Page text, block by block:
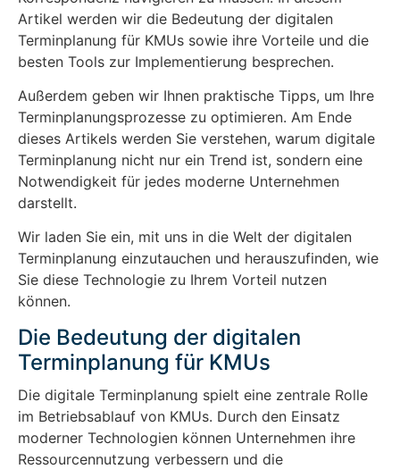
Artikel werden wir die Bedeutung der digitalen
Terminplanung für KMUs sowie ihre Vorteile und die
besten Tools zur Implementierung besprechen.
Außerdem geben wir Ihnen praktische Tipps, um Ihre
Terminplanungsprozesse zu optimieren. Am Ende
dieses Artikels werden Sie verstehen, warum digitale
Terminplanung nicht nur ein Trend ist, sondern eine
Notwendigkeit für jedes moderne Unternehmen
darstellt.
Wir laden Sie ein, mit uns in die Welt der digitalen
Terminplanung einzutauchen und herauszufinden, wie
Sie diese Technologie zu Ihrem Vorteil nutzen
können.
Die Bedeutung der digitalen
Terminplanung für KMUs
Die digitale Terminplanung spielt eine zentrale Rolle
im Betriebsablauf von KMUs. Durch den Einsatz
moderner Technologien können Unternehmen ihre
Ressourcennutzung verbessern und die